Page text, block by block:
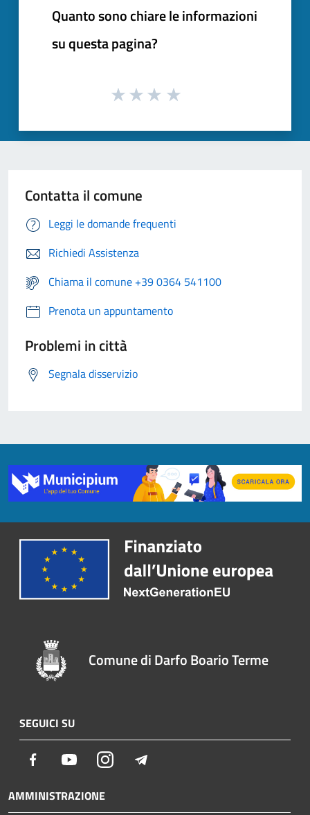
Quanto sono chiare le informazioni
su questa pagina?
Contatta il comune
Leggi le domande frequenti
Richiedi Assistenza
Chiama il comune +39 0364 541100
Prenota un appuntamento
Problemi in città
Segnala disservizio
Comune di Darfo Boario Terme
SEGUICI SU
Facebook YoutubeInstagram
AMMINISTRAZIONE